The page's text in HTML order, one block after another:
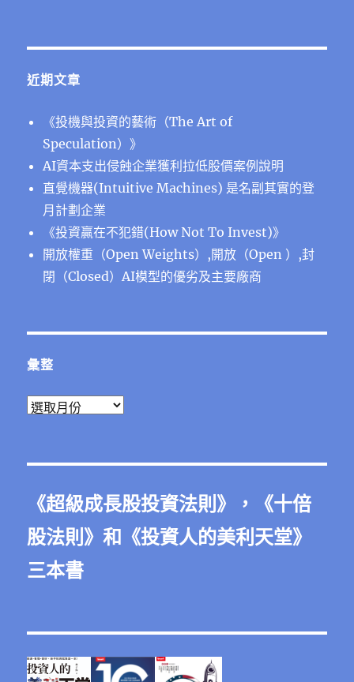
近期文章
《投機與投資的藝術（The Art of
Speculation）》
AI資本支出侵蝕企業獲利拉低股價案例說明
直覺機器(Intuitive Machines) 是名副其實的登
月計劃企業
《投資贏在不犯錯(How Not To Invest)》
開放權重（Open Weights）,開放（Open ）,封
閉（Closed）AI模型的優劣及主要廠商
彙整
彙
《超級成長股投資法則 》，《十倍
股法則 》和《投資人的美利天堂》
三本書